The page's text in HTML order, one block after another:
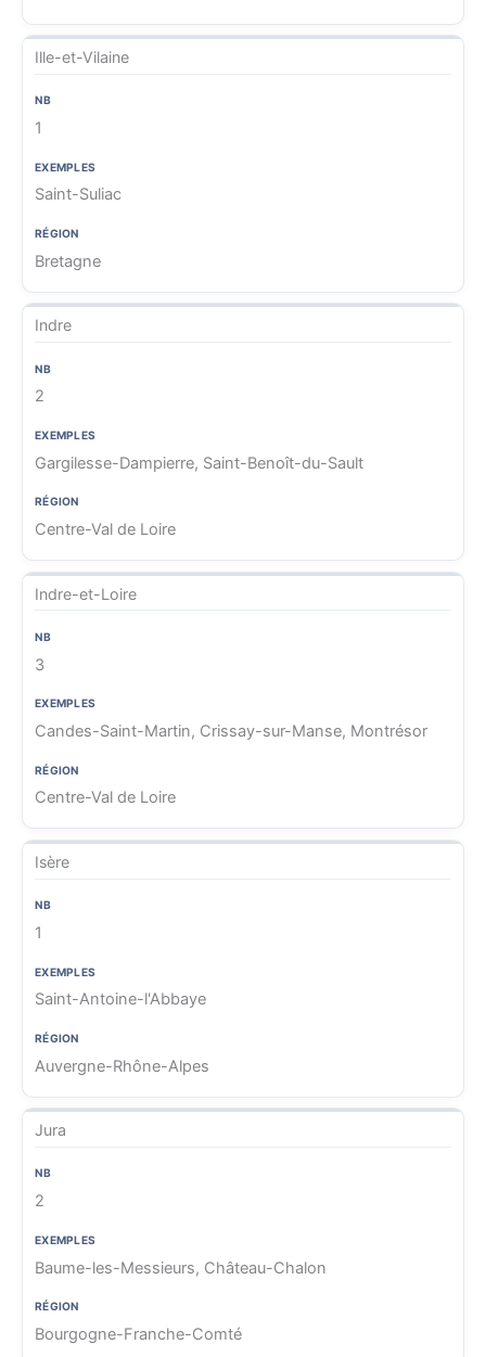
Ille-et-Vilaine
1
Saint-Suliac
Bretagne
Indre
2
Gargilesse-Dampierre, Saint-Benoît-du-Sault
Centre-Val de Loire
Indre-et-Loire
3
Candes-Saint-Martin, Crissay-sur-Manse, Montrésor
Centre-Val de Loire
Isère
1
Saint-Antoine-l'Abbaye
Auvergne-Rhône-Alpes
Jura
2
Baume-les-Messieurs, Château-Chalon
Bourgogne-Franche-Comté